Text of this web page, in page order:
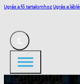
Ugrás a fő tartalomhozUgrás a